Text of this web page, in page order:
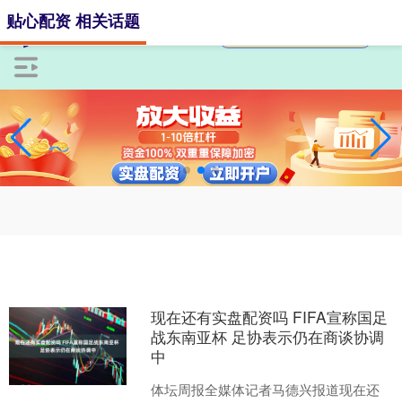
贴心配资 相关话题
现在还有实盘配资吗 FIFA宣称国足
战东南亚杯 足协表示仍在商谈协调
中
体坛周报全媒体记者马德兴报道现在还